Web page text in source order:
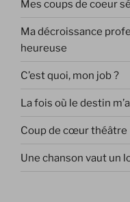
Mes coups de coeur
Ma décroissance
heureuse
C’est quoi, mon job ?
La fois où le destin
Coup de cœur théâtre
Une chanson vaut un